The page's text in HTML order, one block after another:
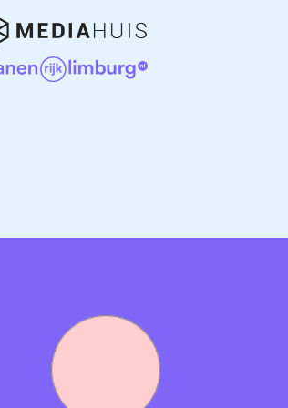
op en bereidt besluitvorming voor.
en samenwerking in de
en werken in een complex
elkaar beïnvloeden.
en resultaten.
bewaken.